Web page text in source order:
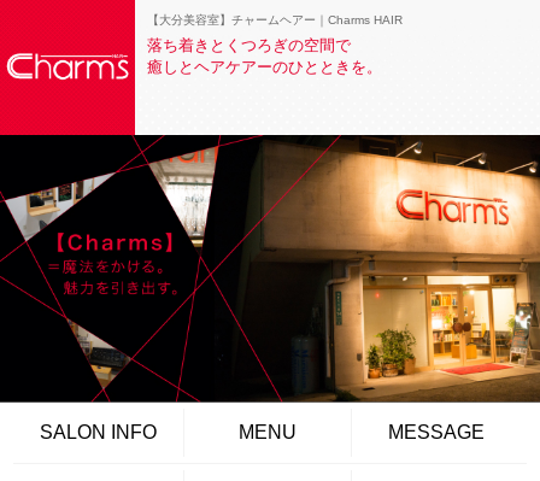
【大分美容室】チャームヘアー｜Charms HAIR
落ち着きとくつろぎの空間で
癒しとヘアケアーのひとときを。
SALON INFO MENU MESSAGE